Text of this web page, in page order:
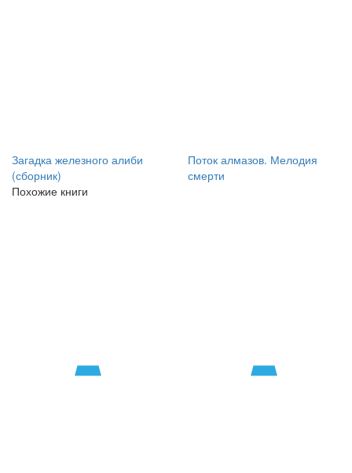
Загадка железного алиби
(сборник)
Поток алмазов. Мелодия
смерти
Похожие книги